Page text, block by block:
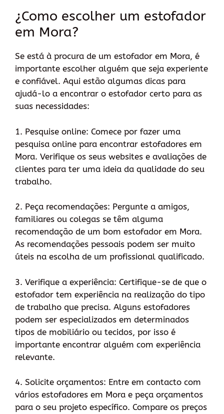
¿Como escolher um estofador
em Mora?
Se está à procura de um estofador em Mora, é
importante escolher alguém que seja experiente
e confiável. Aqui estão algumas dicas para
ajudá-lo a encontrar o estofador certo para as
suas necessidades:
1. Pesquise online: Comece por fazer uma
pesquisa online para encontrar estofadores em
Mora. Verifique os seus websites e avaliações de
clientes para ter uma ideia da qualidade do seu
trabalho.
2. Peça recomendações: Pergunte a amigos,
familiares ou colegas se têm alguma
recomendação de um bom estofador em Mora.
As recomendações pessoais podem ser muito
úteis na escolha de um profissional qualificado.
3. Verifique a experiência: Certifique-se de que o
estofador tem experiência na realização do tipo
de trabalho que precisa. Alguns estofadores
podem ser especializados em determinados
tipos de mobiliário ou tecidos, por isso é
importante encontrar alguém com experiência
relevante.
4. Solicite orçamentos: Entre em contacto com
vários estofadores em Mora e peça orçamentos
para o seu projeto específico. Compare os preços